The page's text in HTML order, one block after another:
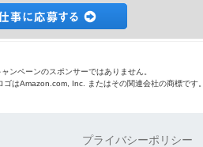
ンペーンのスポンサーではありません。
はAmazon.com, Inc. またはその関連会社の商標です。
プライバシーポリシー